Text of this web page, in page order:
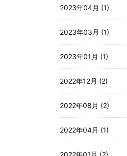
2023年04月 (1)
2023年03月 (1)
2023年01月 (1)
2022年12月 (2)
2022年08月 (2)
2022年04月 (1)
2022年01月 (2)